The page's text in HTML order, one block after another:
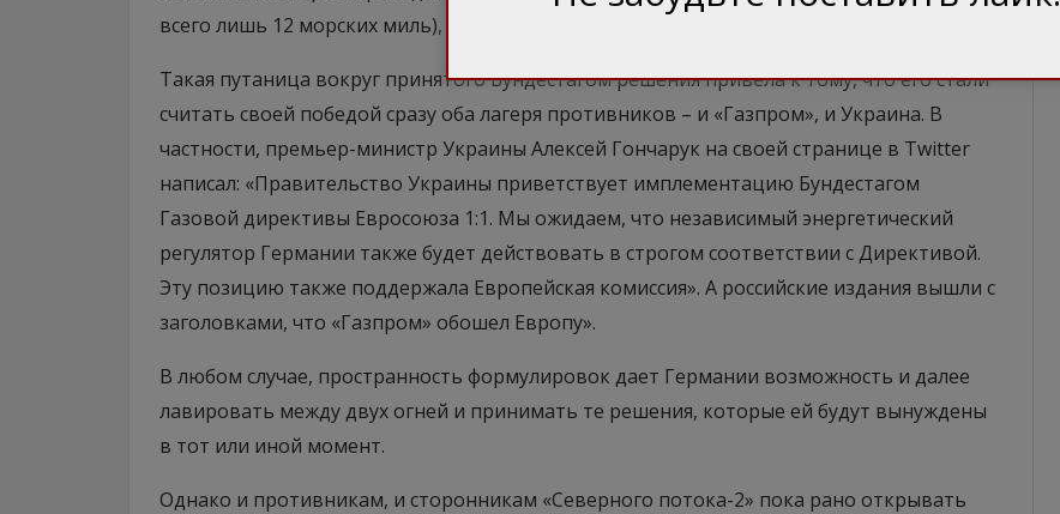
всего лишь 12 морских миль), а не на весь газопровод.
Такая путаница вокруг принятого Бундестагом решения привела к тому, что его стали
считать своей победой сразу оба лагеря противников – и «Газпром», и Украина. В
частности, премьер-министр Украины Алексей Гончарук на своей странице в Twitter
написал: «Правительство Украины приветствует имплементацию Бундестагом
Газовой директивы Евросоюза 1:1. Мы ожидаем, что независимый энергетический
регулятор Германии также будет действовать в строгом соответствии с Директивой.
Эту позицию также поддержала Европейская комиссия». А российские издания вышли с
заголовками, что «Газпром» обошел Европу».
В любом случае, пространность формулировок дает Германии возможность и далее
лавировать между двух огней и принимать те решения, которые ей будут вынуждены
в тот или иной момент.
Однако и противникам, и сторонникам «Северного потока-2» пока рано открывать